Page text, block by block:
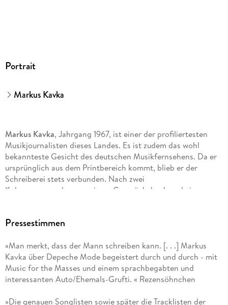
Portrait
Markus Kavka
Markus Kavka, Jahrgang 1967, ist einer der profiliertesten
Musikjournalisten dieses Landes. Es ist zudem das wohl
bekannteste Gesicht des deutschen Musikfernsehens. Da er
ursprünglich aus dem Printbereich kommt, blieb er der
Schreiberei stets verbunden. Nach zwei
Kolumnensammlungen, einem Gesprächsbuch und einem
Herzensangelegenheit.
Pressestimmen
»Man merkt, dass der Mann schreiben kann. [. . .] Markus
Kavka über Depeche Mode begeistert durch und durch - mit
Music for the Masses und einem sprachbegabten und
interessanten Auto/Ehemals-Grufti. « Rezensöhnchen
»Die genauen Songlisten sowie später die Tracklisten der